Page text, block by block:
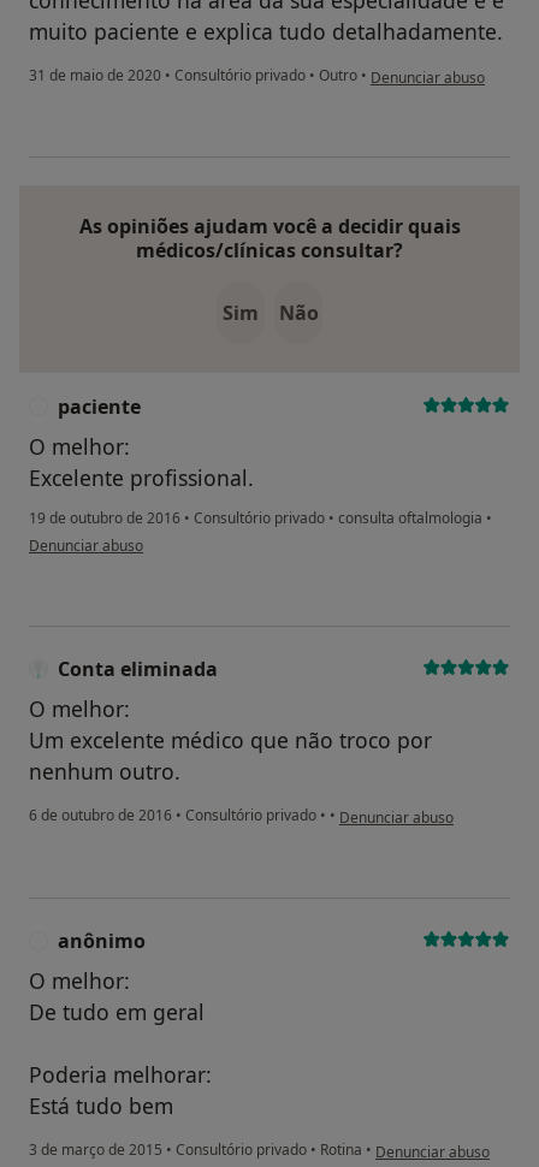
muito paciente e explica tudo detalhadamente.
31 de maio de 2020 • Consultório privado • Outro • na opinião do utilizador
Denunciar abuso
As opiniões ajudam você a decidir quais
médicos/clínicas consultar?
Sim Não
paciente
O melhor:
Excelente profissional.
19 de outubro de 2016 • Consultório privado • consulta oftalmologia •
na opinião do utilizador paciente
Denunciar abuso
Conta eliminada
O melhor:
Um excelente médico que não troco por
nenhum outro.
6 de outubro de 2016 • Consultório privado • • na opinião do utilizador
Denunciar abuso
anônimo
O melhor:
De tudo em geral
Poderia melhorar:
Está tudo bem
3 de março de 2015 • Consultório privado • Rotina • na opinião do utilizador
Denunciar abuso